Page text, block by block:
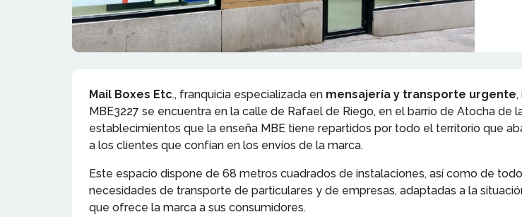
Mail Boxes Etc., franquicia especializada en mensajería y transporte urgente
MBE3227 se encuentra en la calle de Rafael de Riego, en el barrio de Atocha
establecimientos que la enseña MBE tiene repartidos por todo el territorio que
a los clientes que confían en los envíos de la marca.
Este espacio dispone de 68 metros cuadrados de instalaciones, así como de
necesidades de transporte de particulares y de empresas, adaptadas a la
que ofrece la marca a sus consumidores.